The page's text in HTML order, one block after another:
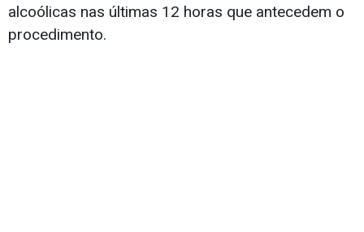
alcoólicas nas últimas 12 horas que antecedem o
procedimento.